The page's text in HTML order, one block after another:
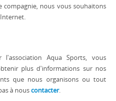
nous vous souhaitons
Aqua Sports, vous
plus d'informations sur nos
que nous organisons ou tout
à nouscontacter.